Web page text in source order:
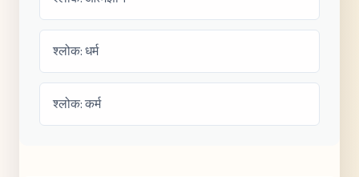
श्लोक: धर्म
श्लोक: कर्म